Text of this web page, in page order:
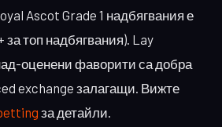
Ascot Grade 1 надбягвания е
за топ надбягвания). Lay
оценени фаворити са добра
exchange залагащи. Вижте
за детайли.